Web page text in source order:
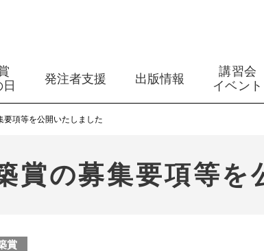
発注者支援 出版情報
講習会
イベント
項等を公開いたしました
賞の募集要項等を
賞